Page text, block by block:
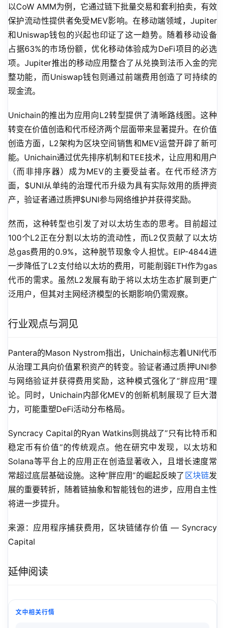
以CoW AMM为例，它通过链下批量交易和套利拍卖，有效
保护流动性提供者免受MEV影响。在移动端领域，Jupiter
和Uniswap钱包的兴起也印证了这一趋势。随着移动设备
占据63%的市场份额，优化移动体验成为DeFi项目的必选
项。Jupiter推出的移动应用整合了从兑换到法币入金的完
整功能，而Uniswap钱包则通过前端费用创造了可持续的
现金流。
Unichain的推出为应用向L2转型提供了清晰路线图。这种
转变在价值创造和代币经济两个层面带来显著提升。在价值
创造方面，L2架构为区块空间销售和MEV运营开辟了新可
能。Unichain通过优先排序机制和TEE技术，让应用和用户
（而非排序器）成为MEV的主要受益者。在代币经济方
面，$UNI从单纯的治理代币升级为具有实际效用的质押资
产，验证者通过质押$UNI参与网络维护并获得奖励。
然而，这种转型也引发了对以太坊生态的思考。目前超过
100个L2正在分割以太坊的流动性，而L2仅贡献了以太坊
总gas费用的0.9%，这种脱节现象令人担忧。EIP-4844进
一步降低了L2支付给以太坊的费用，可能削弱ETH作为gas
代币的需求。虽然L2发展有助于将以太坊生态扩展到更广
泛用户，但其对主网经济模型的长期影响仍需观察。
行业观点与洞见
Pantera的Mason Nystrom指出，Unichain标志着UNI代币
从治理工具向价值累积资产的转变。验证者通过质押UNI参
与网络验证并获得费用奖励，这种模式强化了”胖应用”理
论。同时，Unichain内部化MEV的创新机制展现了巨大潜
力，可能重塑DeFi活动分布格局。
Syncracy Capital的Ryan Watkins则挑战了”只有比特币和
稳定币有价值”的传统观点。他在研究中发现，以太坊和
Solana等平台上的应用正在创造显著收入，且增长速度常
常超过底层基础设施。这种”胖应用”的崛起反映了 区块链发
展的重要转折，随着链抽象和智能钱包的进步，应用自主性
将进一步提升。
来源：应用程序捕获费用，区块链储存价值 — Syncracy
Capital
延伸阅读
文中相关行情